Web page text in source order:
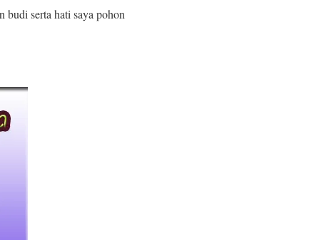
budi serta hati saya pohon